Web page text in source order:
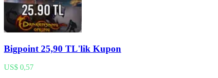
Bigpoint 25,90 TL'lik Kupon
US$ 0,57